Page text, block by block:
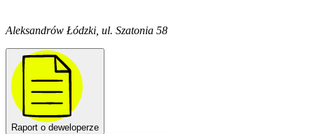
Aleksandrów Łódzki, ul. Szatonia 58
Raport o deweloperze